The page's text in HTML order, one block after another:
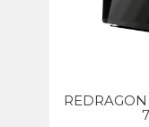
REDRAGON